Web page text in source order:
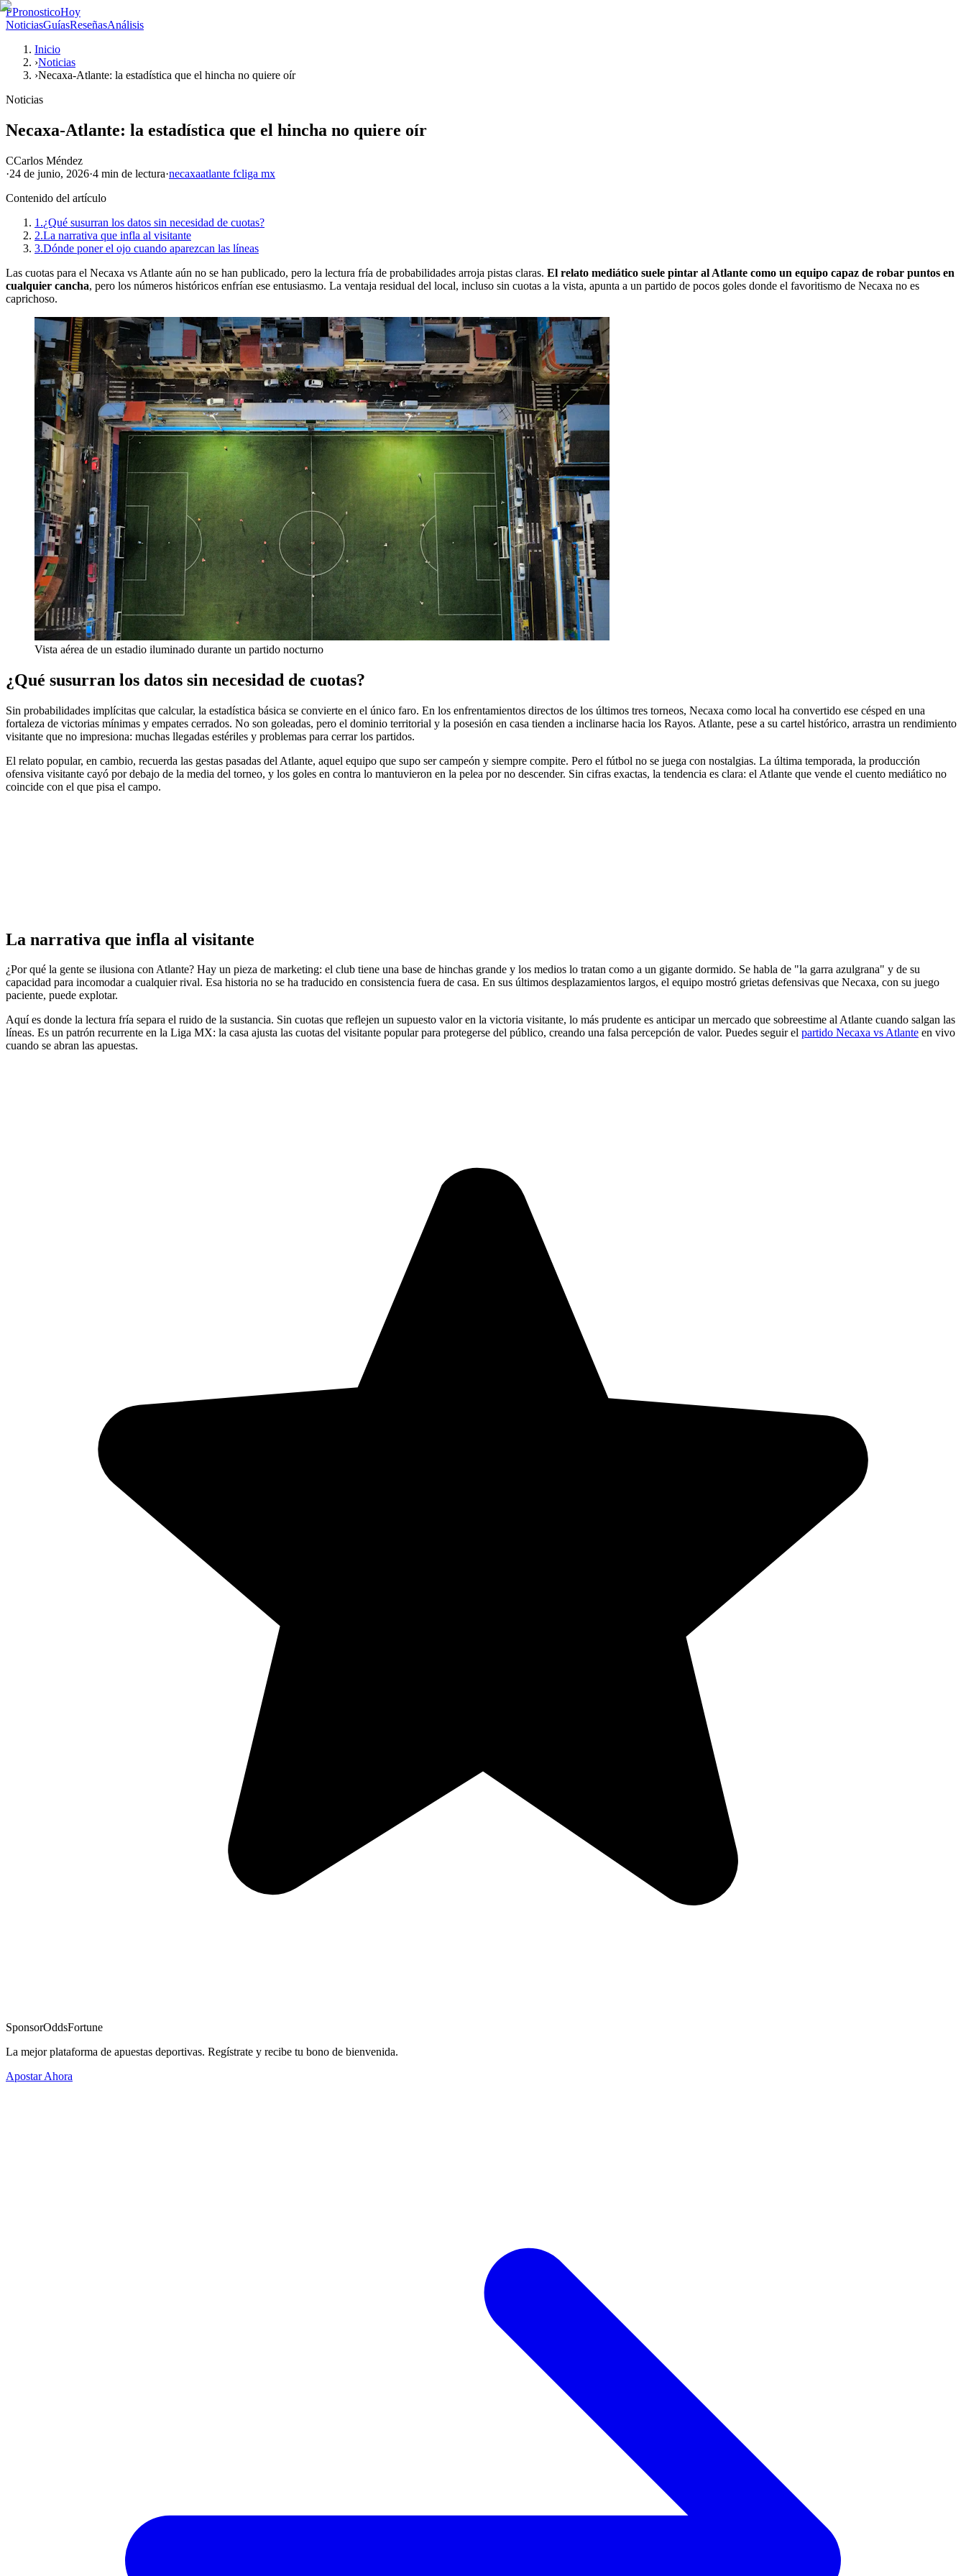
PPronosticoHoy
NoticiasGuíasReseñasAnálisis
Inicio
›Noticias
›Necaxa-Atlante: la estadística que el hincha no quiere oír
Noticias
Necaxa-Atlante: la estadística que el hincha no quiere oír
CCarlos Méndez
·24 de junio, 2026·4 min de lectura·necaxaatlante fcliga mx
Contenido del artículo
1.¿Qué susurran los datos sin necesidad de cuotas?
2.La narrativa que infla al visitante
3.Dónde poner el ojo cuando aparezcan las líneas
Las cuotas para el Necaxa vs Atlante aún no se han publicado, pero la lectura fría de probabilidades arroja pistas claras. El relato mediático suele pintar al Atlante como un equipo capaz de robar puntos en
cualquier cancha, pero los números históricos enfrían ese entusiasmo. La ventaja residual del local, incluso sin cuotas a la vista, apunta a un partido de pocos goles donde el favoritismo de Necaxa no es
caprichoso.
Vista aérea de un estadio iluminado durante un partido nocturno
¿Qué susurran los datos sin necesidad de cuotas?
Sin probabilidades implícitas que calcular, la estadística básica se convierte en el único faro. En los enfrentamientos directos de los últimos tres torneos, Necaxa como local ha convertido ese césped en una
fortaleza de victorias mínimas y empates cerrados. No son goleadas, pero el dominio territorial y la posesión en casa tienden a inclinarse hacia los Rayos. Atlante, pese a su cartel histórico, arrastra un rendimiento
visitante que no impresiona: muchas llegadas estériles y problemas para cerrar los partidos.
El relato popular, en cambio, recuerda las gestas pasadas del Atlante, aquel equipo que supo ser campeón y siempre compite. Pero el fútbol no se juega con nostalgias. La última temporada, la producción
ofensiva visitante cayó por debajo de la media del torneo, y los goles en contra lo mantuvieron en la pelea por no descender. Sin cifras exactas, la tendencia es clara: el Atlante que vende el cuento mediático no
coincide con el que pisa el campo.
La narrativa que infla al visitante
¿Por qué la gente se ilusiona con Atlante? Hay un pieza de marketing: el club tiene una base de hinchas grande y los medios lo tratan como a un gigante dormido. Se habla de "la garra azulgrana" y de su
capacidad para incomodar a cualquier rival. Esa historia no se ha traducido en consistencia fuera de casa. En sus últimos desplazamientos largos, el equipo mostró grietas defensivas que Necaxa, con su juego
paciente, puede explotar.
Aquí es donde la lectura fría separa el ruido de la sustancia. Sin cuotas que reflejen un supuesto valor en la victoria visitante, lo más prudente es anticipar un mercado que sobreestime al Atlante cuando salgan las
líneas. Es un patrón recurrente en la Liga MX: la casa ajusta las cuotas del visitante popular para protegerse del público, creando una falsa percepción de valor. Puedes seguir el partido Necaxa vs Atlante en vivo
cuando se abran las apuestas.
SponsorOddsFortune
La mejor plataforma de apuestas deportivas. Regístrate y recibe tu bono de bienvenida.
Apostar Ahora